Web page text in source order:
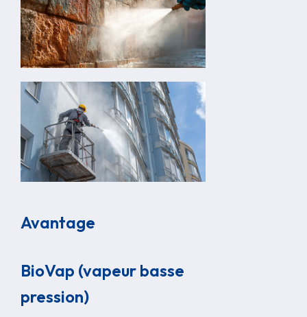
Avantage
BioVap (vapeur basse
pression)